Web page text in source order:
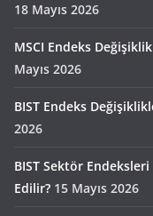
18 Mayıs 2026
MSCI Endeks
Mayıs 2026
BIST Endeks
2026
BIST Sektör
Edilir? 15 Mayıs 2026